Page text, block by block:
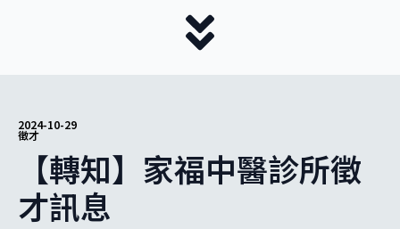
2024-10-29
徵才
【轉知】家福中醫診所徵
才訊息